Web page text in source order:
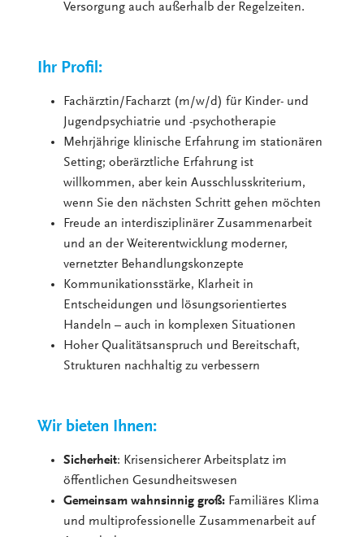
Versorgung auch außerhalb der Regelzeiten.
Ihr Profil:
Fachärztin/Facharzt (m/w/d) für Kinder- und
Jugendpsychiatrie und -psychotherapie
Mehrjährige klinische Erfahrung im stationären
Setting; oberärztliche Erfahrung ist
willkommen, aber kein Ausschlusskriterium,
wenn Sie den nächsten Schritt gehen möchten
Freude an interdisziplinärer Zusammenarbeit
und an der Weiterentwicklung moderner,
vernetzter Behandlungskonzepte
Kommunikationsstärke, Klarheit in
Entscheidungen und lösungsorientiertes
Handeln – auch in komplexen Situationen
Hoher Qualitätsanspruch und Bereitschaft,
Strukturen nachhaltig zu verbessern
Wir bieten Ihnen:
Sicherheit: Krisensicherer Arbeitsplatz im
öffentlichen Gesundheitswesen
Gemeinsam wahnsinnig groß: Familiäres Klima
und multiprofessionelle Zusammenarbeit auf